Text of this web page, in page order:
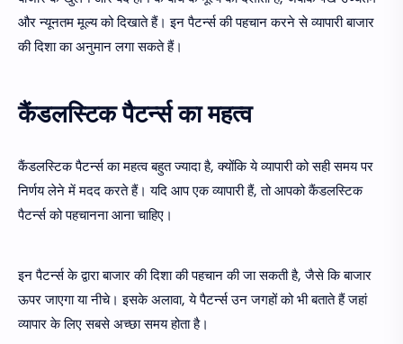
और न्यूनतम मूल्य को दिखाते हैं। इन पैटर्न्स की पहचान करने से व्यापारी बाजार
की दिशा का अनुमान लगा सकते हैं।
कैंडलस्टिक पैटर्न्स का महत्व
कैंडलस्टिक पैटर्न्स का महत्व बहुत ज्यादा है, क्योंकि ये व्यापारी को सही समय पर
निर्णय लेने में मदद करते हैं। यदि आप एक व्यापारी हैं, तो आपको कैंडलस्टिक
पैटर्न्स को पहचानना आना चाहिए।
इन पैटर्न्स के द्वारा बाजार की दिशा की पहचान की जा सकती है, जैसे कि बाजार
ऊपर जाएगा या नीचे। इसके अलावा, ये पैटर्न्स उन जगहों को भी बताते हैं जहां
व्यापार के लिए सबसे अच्छा समय होता है।